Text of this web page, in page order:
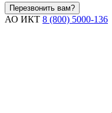
Перезвонить вам?
АО ИКТ 8 (800) 5000-136